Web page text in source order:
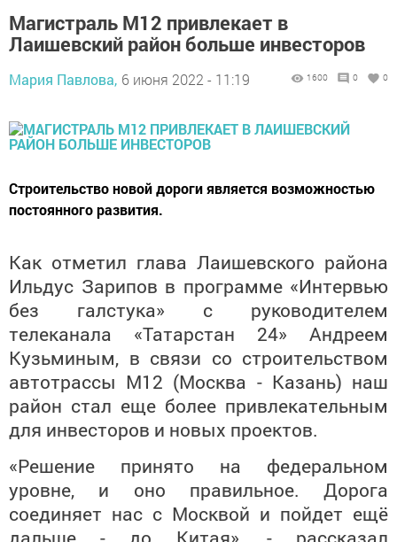
Магистраль М12 привлекает в
Лаишевский район больше инвесторов
Мария Павлова, 6 июня 2022 - 11:19 1600 0 0
​​​​​​​Строительство новой дороги является возможностью
постоянного развития.
Как отметил глава Лаишевского района
Ильдус Зарипов в программе «Интервью
без галстука» с руководителем
телеканала «Татарстан 24» Андреем
Кузьминым, в связи со строительством
автотрассы М12 (Москва - Казань) наш
район стал еще более привлекательным
для инвесторов и новых проектов.
«Решение принято на федеральном
уровне, и оно правильное. Дорога
соединяет нас с Москвой и пойдет ещё